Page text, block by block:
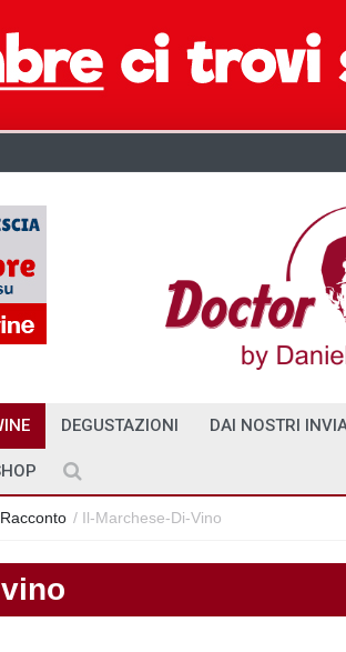
DEGUSTAZIONI DAI NOSTRI
/ Il-Marchese-Di-Vino